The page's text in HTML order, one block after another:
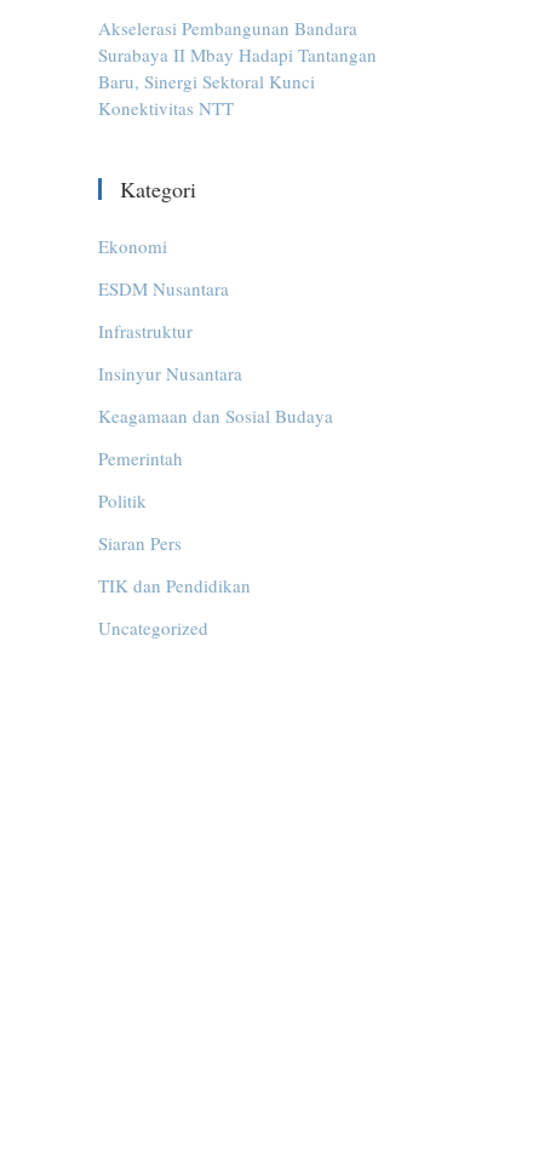
Akselerasi Pembangunan Bandara
Surabaya II Mbay Hadapi Tantangan
Baru, Sinergi Sektoral Kunci
Konektivitas NTT
Kategori
Ekonomi
ESDM Nusantara
Infrastruktur
Insinyur Nusantara
Keagamaan dan Sosial Budaya
Pemerintah
Politik
Siaran Pers
TIK dan Pendidikan
Uncategorized